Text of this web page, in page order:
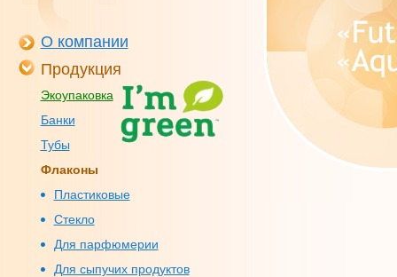
О компании
Продукция
Экоупаковка
Банки
Тубы
Флаконы
Пластиковые
Стекло
Для парфюмерии
Для сыпучих продуктов